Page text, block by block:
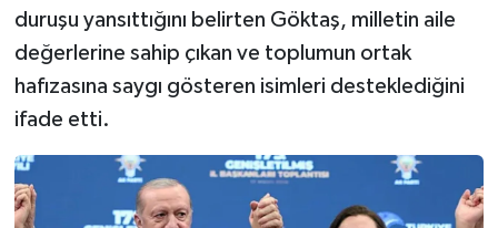
duruşu yansıttığını belirten Göktaş, milletin aile
değerlerine sahip çıkan ve toplumun ortak
hafızasına saygı gösteren isimleri desteklediğini
ifade etti.